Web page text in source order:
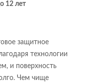
12 лет
защитное
технологии
и поверхность
Чем чище